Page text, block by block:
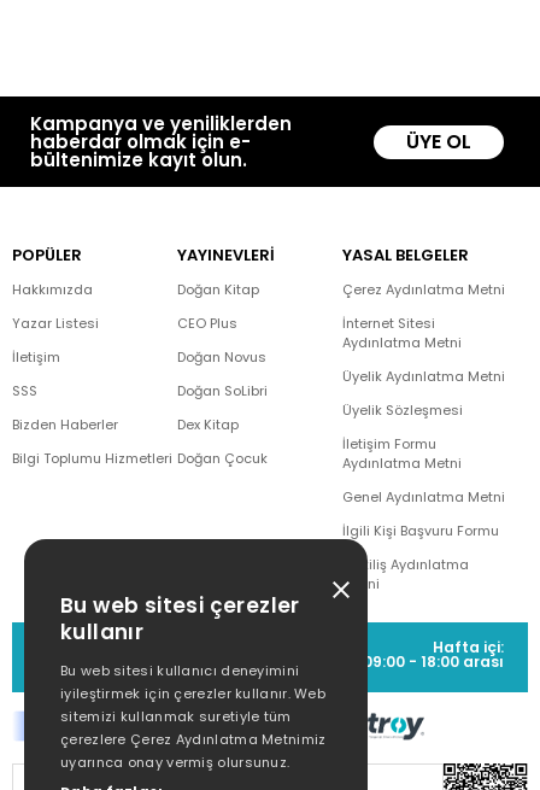
Kampanya ve yeniliklerden
haberdar olmak için e-
bültenimize kayıt olun.
ÜYE OL
POPÜLER
Hakkımızda
Yazar Listesi
İletişim
SSS
Bizden Haberler
Bilgi Toplumu Hizmetleri
YAYINEVLERİ
Doğan Kitap
CEO Plus
Doğan Novus
Doğan SoLibri
Dex Kitap
Doğan Çocuk
YASAL BELGELER
Çerez Aydınlatma Metni
İnternet Sitesi
Aydınlatma Metni
Üyelik Aydınlatma Metni
Üyelik Sözleşmesi
İletişim Formu
Aydınlatma Metni
Genel Aydınlatma Metni
İlgili Kişi Başvuru Formu
Çekiliş Aydınlatma
Metni
MÜŞTERİ HİZMETLERİ
(0212) 373 77 00
Hafta içi:
09:00 - 18:00 arası
Bu web sitesi çerezler
kullanır
Bu web sitesi kullanıcı deneyimini
iyileştirmek için çerezler kullanır. Web
sitemizi kullanmak suretiyle tüm
çerezlere Çerez Aydınlatma Metnimiz
uyarınca onay vermiş olursunuz.